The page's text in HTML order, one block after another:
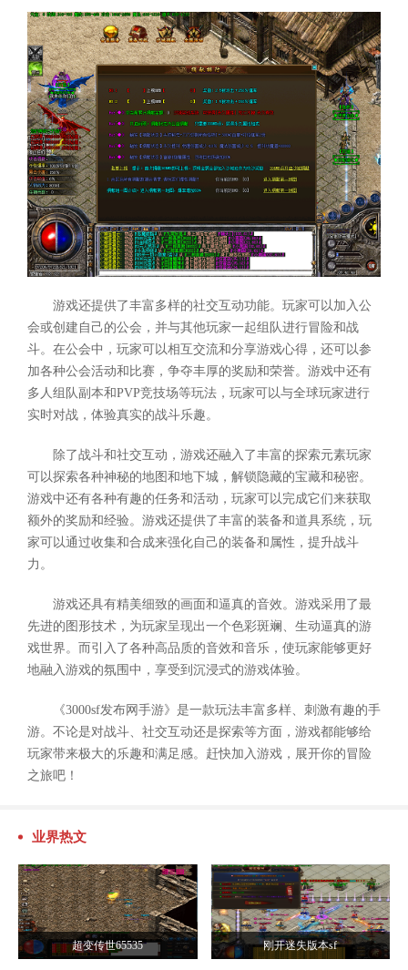
游戏还提供了丰富多样的社交互动功能。玩家可以加入公
会或创建自己的公会，并与其他玩家一起组队进行冒险和战
斗。在公会中，玩家可以相互交流和分享游戏心得，还可以参
加各种公会活动和比赛，争夺丰厚的奖励和荣誉。游戏中还有
多人组队副本和PVP竞技场等玩法，玩家可以与全球玩家进行
实时对战，体验真实的战斗乐趣。
除了战斗和社交互动，游戏还融入了丰富的探索元素玩家
可以探索各种神秘的地图和地下城，解锁隐藏的宝藏和秘密。
游戏中还有各种有趣的任务和活动，玩家可以完成它们来获取
额外的奖励和经验。游戏还提供了丰富的装备和道具系统，玩
家可以通过收集和合成来强化自己的装备和属性，提升战斗
力。
游戏还具有精美细致的画面和逼真的音效。游戏采用了最
先进的图形技术，为玩家呈现出一个色彩斑斓、生动逼真的游
戏世界。而引入了各种高品质的音效和音乐，使玩家能够更好
地融入游戏的氛围中，享受到沉浸式的游戏体验。
《3000sf发布网手游》是一款玩法丰富多样、刺激有趣的手
游。不论是对战斗、社交互动还是探索等方面，游戏都能够给
玩家带来极大的乐趣和满足感。赶快加入游戏，展开你的冒险
之旅吧！
业界热文
超变传世65535 刚开迷失版本sf